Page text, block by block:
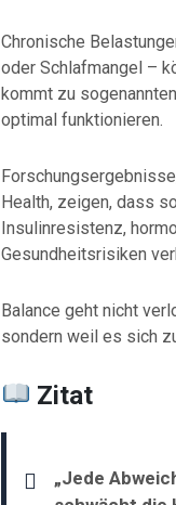
Chronische
oder Schlafmangel –
kommt zu sogenannten
optimal funktionieren.
Health, zeigen, dass
Insulinresistenz,
Gesundheitsrisiken
Balance geht nicht
sondern weil es sich
Zitat
„Jede